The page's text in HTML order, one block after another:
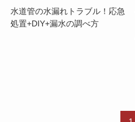
水道管の水漏れトラブル！応急
処置+DIY+漏水の調べ方